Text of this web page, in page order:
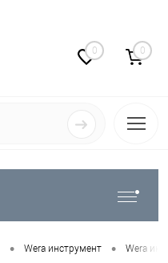
0 0
• Wera инструмент • Wera